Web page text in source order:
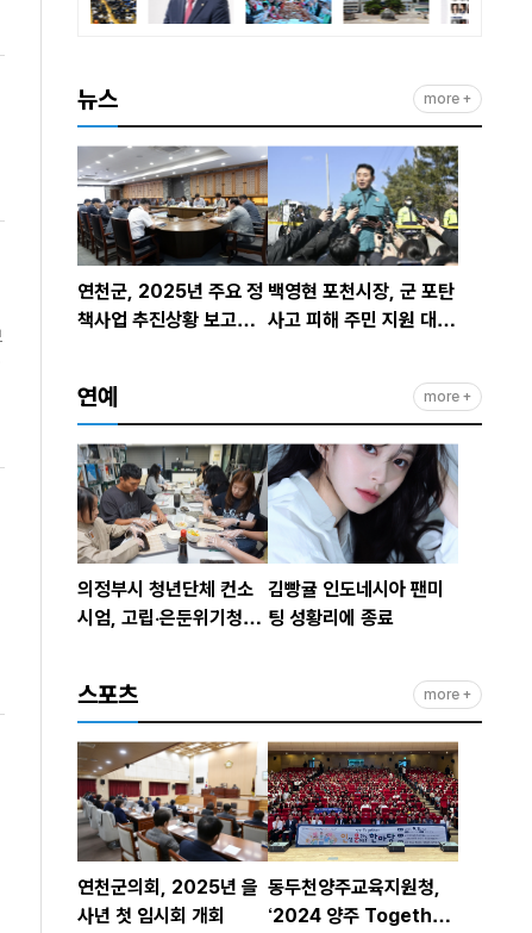
뉴스 more +
연천군, 2025년 주요 정
책사업 추진상황 보고회
백영현 포천시장, 군 포탄
사고 피해 주민 지원 대책
연예 more +
의정부시 청년단체 컨소
시엄, 고립·은둔위기청년
김빵귤 인도네시아 팬미
팅 성황리에 종료
스포츠 more +
연천군의회, 2025년 을
사년 첫 임시회 개회
동두천양주교육지원청,
‘2024 양주 Together